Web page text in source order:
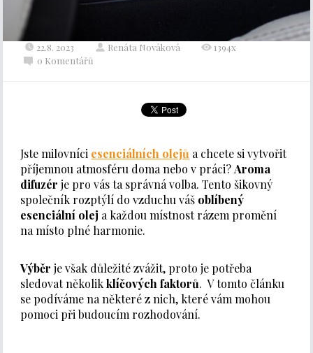
22.8. 2023 Renáta Nováková
1394x
0 Komentářů
Jste milovníci esenciálních olejů a chcete si vytvořit
příjemnou atmosféru doma nebo v práci?Aroma
difuzér je pro vás ta správná volba. Tento šikovný
společník rozptýlí do vzduchu váš oblíbený
esenciální olej a každou místnost rázem promění
na místo plné harmonie.
Výběr je však důležité zvážit, proto je potřeba
sledovat několikklíčových faktorů. V tomto článku
se podíváme na některé z nich, které vám mohou
pomoci při budoucím rozhodování.